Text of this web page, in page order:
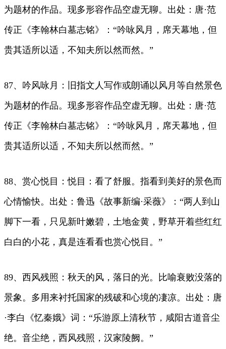
为题材的作品。现多形容作品空虚无聊。出处：唐·范
传正《李翰林白墓志铭》：“吟咏风月，席天幕地，但
贵其适所以适，不知夫所以然而然。”
87、吟风咏月：旧指文人写作或朗诵以风月等自然景色
为题材的作品。现多形容作品空虚无聊。出处：唐·范
传正《李翰林白墓志铭》：“吟咏风月，席天幕地，但
贵其适所以适，不知夫所以然而然。”
88、赏心悦目：悦目：看了舒服。指看到美好的景色而
心情愉快。出处：鲁迅《故事新编·采薇》：“两人到山
脚下一看，只见新叶嫩碧，土地金黄，野草开着些红红
白白的小花，真是连看看也赏心悦目。”
89、西风残照：秋天的风，落日的光。比喻衰败没落的
景象。多用来衬托国家的残破和心境的凄凉。出处：唐
·李白《忆秦娥》词：“乐游原上清秋节，咸阳古道音尘
绝。音尘绝，西风残照，汉家陵阙。”